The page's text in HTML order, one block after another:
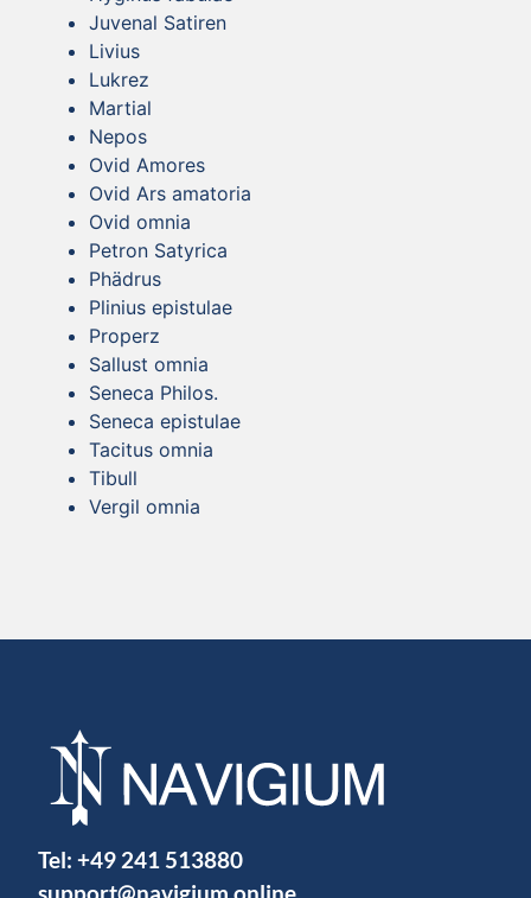
Juvenal Satiren
Livius
Lukrez
Martial
Nepos
Ovid Amores
Ovid Ars amatoria
Ovid omnia
Petron Satyrica
Phädrus
Plinius epistulae
Properz
Sallust omnia
Seneca Philos.
Seneca epistulae
Tacitus omnia
Tibull
Vergil omnia
Tel: +49 241 513880
support@navigium.online